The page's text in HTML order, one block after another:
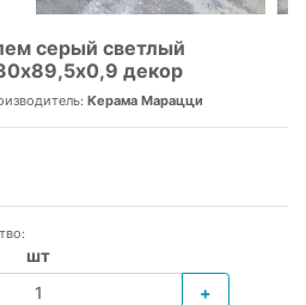
серый светлый
декор
Керама Марацци
шт
+